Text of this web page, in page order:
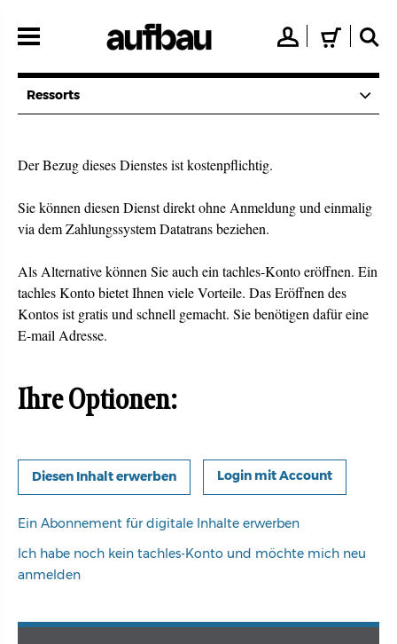
zum
👤 🛒 🔍
Ressorts
Der Bezug dieses Dienstes ist kostenpflichtig.
Sie können diesen Dienst direkt ohne Anmeldung und einmalig
via dem Zahlungssystem Datatrans beziehen.
Als Alternative können Sie auch ein tachles-Konto eröffnen. Ein
tachles Konto bietet Ihnen viele Vorteile. Das Eröffnen des
Kontos ist gratis und schnell gemacht. Sie benötigen dafür eine
E-mail Adresse.
Ihre Optionen:
Login mit Account
Ein Abonnement für digitale Inhalte erwerben
Ich habe noch kein tachles-Konto und möchte mich neu
anmelden